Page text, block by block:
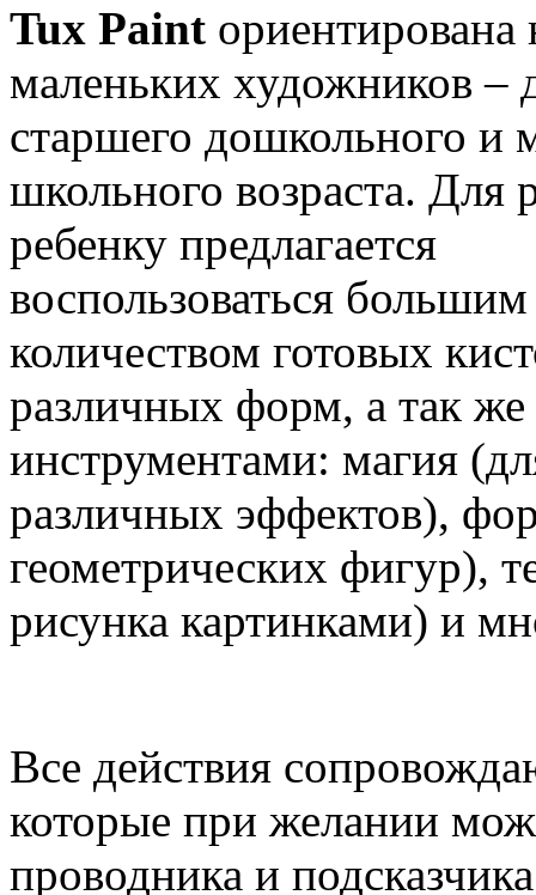
Tux Paint
маленьких художников –
старшего дошкольного и
школьного возраста. Для
ребенку предлагается
воспользоваться большим
количеством готовых
различных форм, а так
инструментами: магия
различных эффектов),
геометрических фигур),
рисунка картинками) и
Все действия
которые при желании
проводника и